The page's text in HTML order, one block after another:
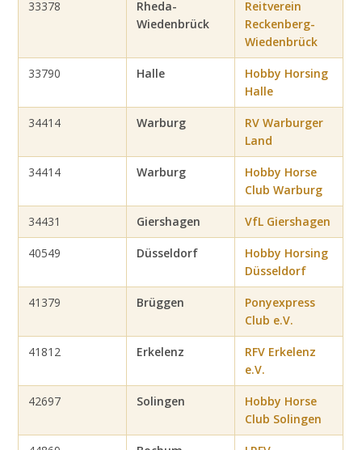
33378
Rheda-
Wiedenbrück
Reitverein
Reckenberg-
Wiedenbrück
33790 Halle
Hobby Horsing
Halle
34414 Warburg
RV Warburger
Land
34414 Warburg
Hobby Horse
Club Warburg
34431 Giershagen VfL Giershagen
40549 Düsseldorf
Hobby Horsing
Düsseldorf
41379 Brüggen
Ponyexpress
Club e.V.
41812 Erkelenz
RFV Erkelenz
e.V.
42697 Solingen
Hobby Horse
Club Solingen